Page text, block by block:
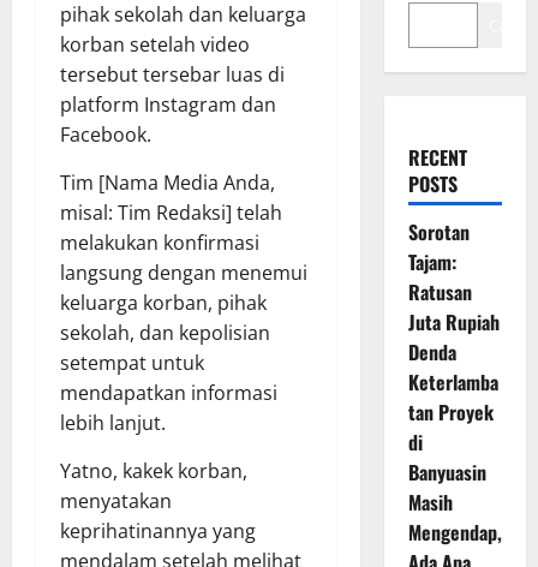
pihak sekolah dan keluarga
korban setelah video
tersebut tersebar luas di
platform Instagram dan
Facebook.
Tim [Nama Media Anda,
misal: Tim Redaksi] telah
melakukan konfirmasi
langsung dengan menemui
keluarga korban, pihak
sekolah, dan kepolisian
setempat untuk
mendapatkan informasi
lebih lanjut.
Yatno, kakek korban,
menyatakan
keprihatinannya yang
mendalam setelah melihat
RECENT
POSTS
Sorotan
Tajam:
Ratusan
Juta Rupiah
Denda
Keterlamba
tan Proyek
di
Banyuasin
Masih
Mengendap,